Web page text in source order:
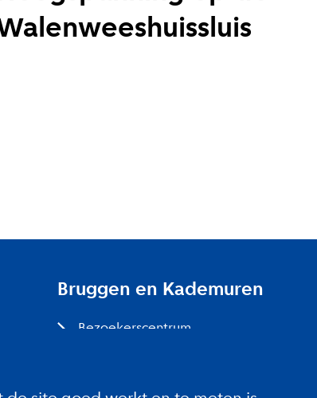
Bruggen en Kademuren
Bezoekerscentrum